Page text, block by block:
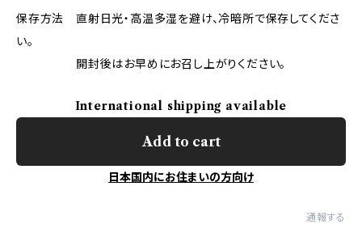
保存方法 直射日光・高温多湿を避け、冷暗所で保存してくださ
い。
開封後はお早めにお召し上がりください。
International shipping available
Add to cart
日本国内にお住まいの方向け
通報する